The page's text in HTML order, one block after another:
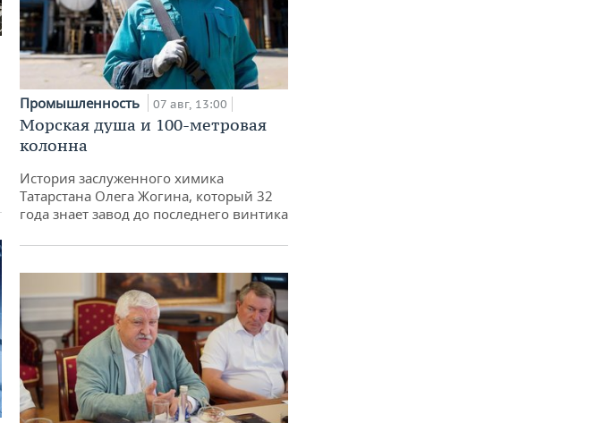
Промышленность 07 авг, 13:00
Морская душа и 100-метровая
колонна
История заслуженного химика
Татарстана Олега Жогина, который 32
года знает завод до последнего винтика